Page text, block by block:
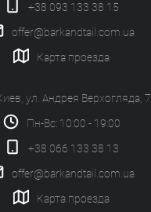
+38 093 133 38 15
offer@barkandtail.com.ua
Карта проезда
ул. Андрея Верхогляда, 7
Пн-Вс: 10:00 - 19:00
+38 066 133 38 13
offer@barkandtail.com.ua
Карта проезда